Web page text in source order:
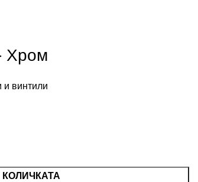
Хром
и винтили